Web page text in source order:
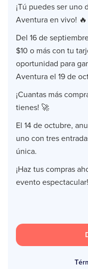
¡Tú puedes ser uno
Aventura en vivo! 🔥
Del 16 de
$10 o más con tu
oportunidad para
Aventura el 19 de
¡Cuantas más
tienes! 🚀
El 14 de octubre,
uno con tres
única.
¡Haz tus compras
evento espectacular!